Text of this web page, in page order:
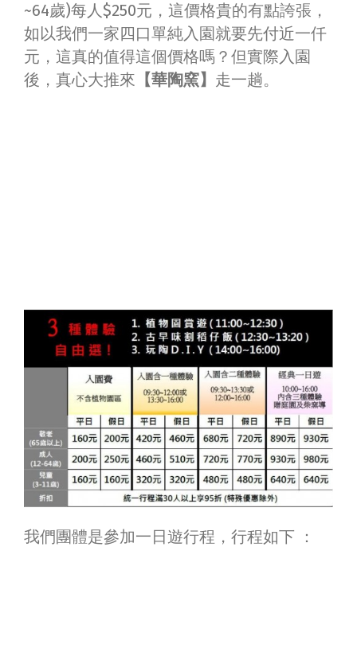
~64歲)每人$250元，這價格貴的有點誇張，
如以我們一家四口單純入園就要先付近一仟
元，這真的值得這個價格嗎？但實際入園
後，真心大推來 【華陶窯】 走一趟。
我們團體是參加一日遊行程，行程如下 ：